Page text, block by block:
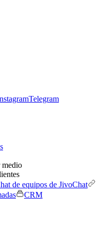
Telegram
medio
de equipos de JivoChat
CRM